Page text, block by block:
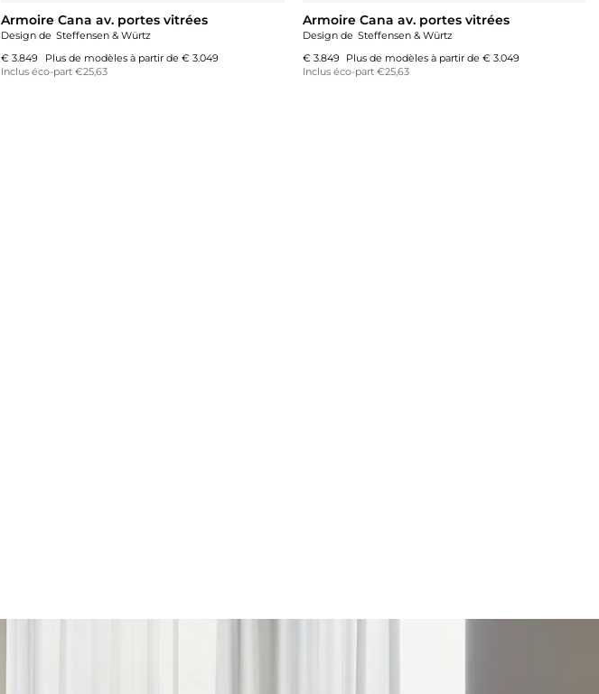
Armoire Cana av. portes vitrées
Design de Steffensen & Würtz
€ 3.849
Plus de modèles à partir de € 3.049
Inclus éco-part €25,63
Armoire Cana av. portes vitrées
Design de Steffensen & Würtz
€ 3.849
Plus de modèles à partir de € 3.049
Inclus éco-part €25,63